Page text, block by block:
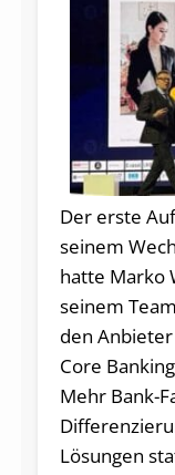
Der erste
seinem
hatte Marko
seinem
den
Core
Mehr Bank-
Lösungen